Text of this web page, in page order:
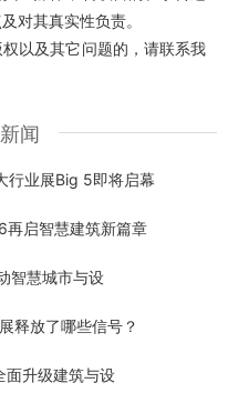
对其真实性负责。
以及其它问题的，请联系我
闻
行业展Big 5即将启幕
再启智慧建筑新篇章
智慧城市与设
释放了哪些信号？
升级建筑与设